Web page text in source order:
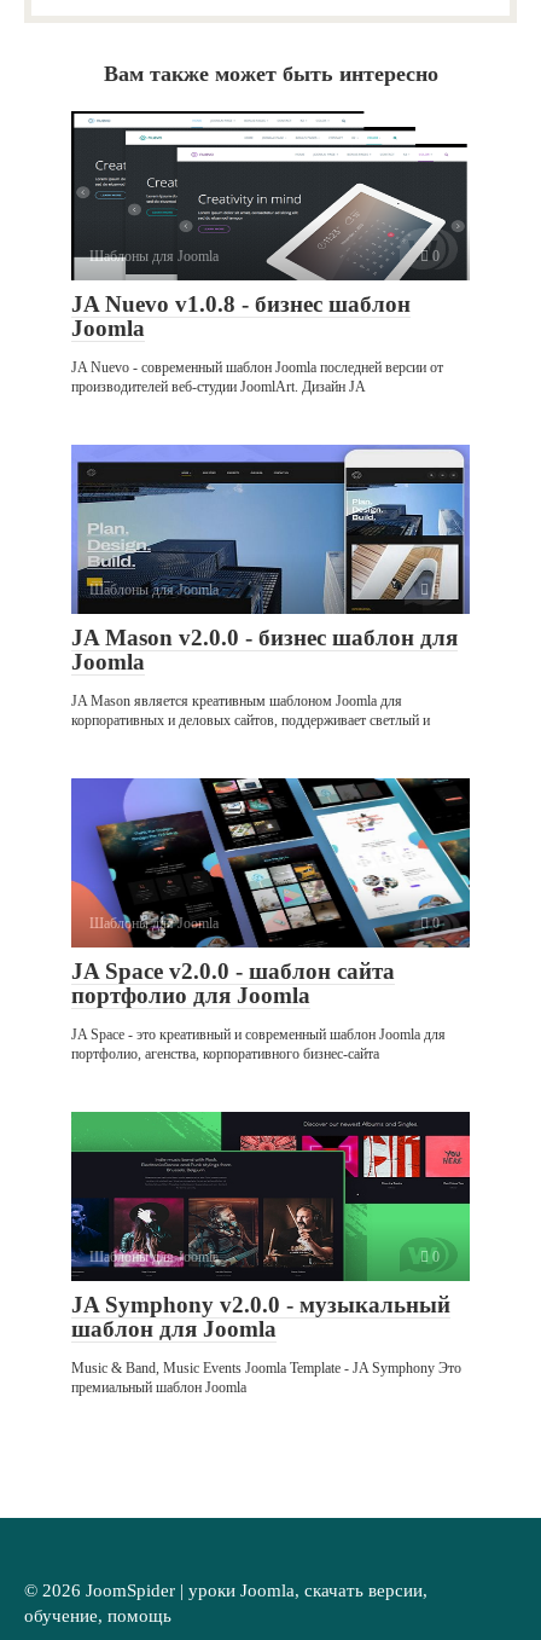
Вам также может быть интересно
Шаблоны для Joomla 0
JA Nuevo v1.0.8 - бизнес шаблон
Joomla
JA Nuevo - современный шаблон Joomla последней версии от
производителей веб-студии JoomlArt. Дизайн JA
Шаблоны для Joomla 0
JA Mason v2.0.0 - бизнес шаблон для
Joomla
JA Mason является креативным шаблоном Joomla для
корпоративных и деловых сайтов, поддерживает светлый и
Шаблоны для Joomla 0
JA Space v2.0.0 - шаблон сайта
портфолио для Joomla
JA Space - это креативный и современный шаблон Joomla для
портфолио, агенства, корпоративного бизнес-сайта
Шаблоны для Joomla 0
JA Symphony v2.0.0 - музыкальный
шаблон для Joomla
Music & Band, Music Events Joomla Template - JA Symphony Это
премиальный шаблон Joomla
© 2026 JoomSpider | уроки Joomla, скачать версии,
обучение, помощь